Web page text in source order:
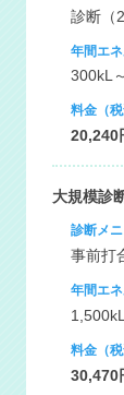
診断（
年間エ
300kL
料金（税
20,240
大規模診
診断メ
事前打
年間エ
料金（税
30,470